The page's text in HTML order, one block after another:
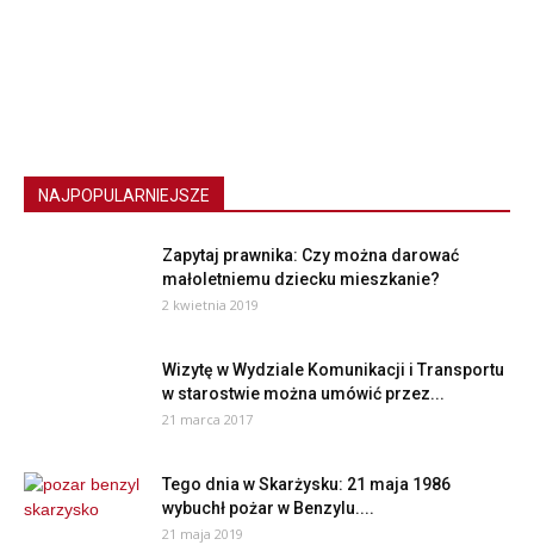
NAJPOPULARNIEJSZE
Zapytaj prawnika: Czy można darować
małoletniemu dziecku mieszkanie?
2 kwietnia 2019
Wizytę w Wydziale Komunikacji i Transportu
w starostwie można umówić przez...
21 marca 2017
Tego dnia w Skarżysku: 21 maja 1986
wybuchł pożar w Benzylu....
21 maja 2019